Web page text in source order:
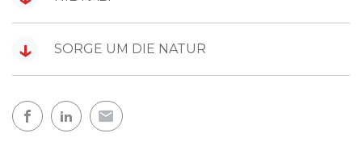
↓ SORGE UM DIE NATUR